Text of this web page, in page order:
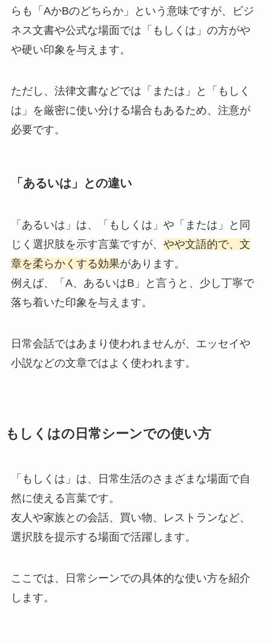
らも「AかBのどちらか」という意味ですが、ビジ
ネス文書や公式な場面では「もしくは」の方がや
や硬い印象を与えます。
ただし、法律文書などでは「または」と「もしく
は」を厳密に使い分ける場合もあるため、注意が
必要です。
「あるいは」との違い
「あるいは」は、「もしくは」や「または」と同
じく選択肢を示す言葉ですが、 やや文語的で、文
章を柔らかくする効果があります。
例えば、「A、あるいはB」と言うと、少し丁寧で
落ち着いた印象を与えます。
日常会話ではあまり使われませんが、エッセイや
小説などの文章ではよく使われます。
もしくはの日常シーンでの使い方
「もしくは」は、日常生活のさまざまな場面で自
然に使える言葉です。
友人や家族との会話、買い物、レストランなど、
選択肢を提示する場面で活躍します。
ここでは、日常シーンでの具体的な使い方を紹介
します。